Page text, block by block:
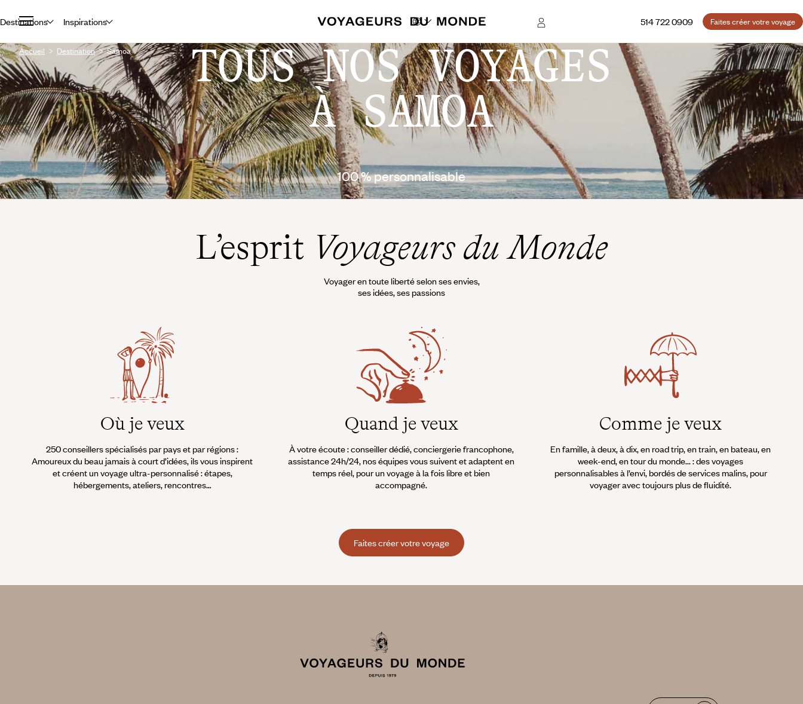
Destinations Inspirations 514 722 0909 Faites créer votre voyage
Accueil Destination Samoa
TOUS NOS VOYAGES
À SAMOA
100 % personnalisable
L’esprit Voyageurs du Monde
Voyager en toute liberté selon ses envies,
ses idées, ses passions
Où je veux
250 conseillers spécialisés par pays et par régions :
Amoureux du beau jamais à court d’idées, ils vous inspirent
et créent un voyage ultra-personnalisé : étapes,
hébergements, ateliers, rencontres…
Quand je veux
À votre écoute : conseiller dédié, conciergerie francophone,
assistance 24h/24, nos équipes vous suivent et adaptent en
temps réel, pour un voyage à la fois libre et bien
accompagné.
Comme je veux
En famille, à deux, à dix, en road trip, en train, en bateau, en
week-end, en tour du monde... : des voyages
personnalisables à l’envi, bordés de services malins, pour
voyager avec toujours plus de fluidité.
Faites créer votre voyage